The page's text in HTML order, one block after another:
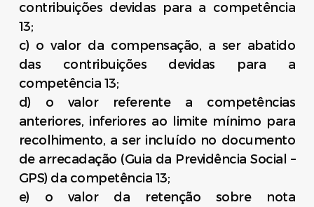
contribuições devidas para a competência
13;
c) o valor da compensação, a ser abatido
das contribuições devidas para a
competência 13;
d) o valor referente a competências
anteriores, inferiores ao limite mínimo para
recolhimento, a ser incluído no documento
de arrecadação (Guia da Previdência Social –
GPS) da competência 13;
e) o valor da retenção sobre nota